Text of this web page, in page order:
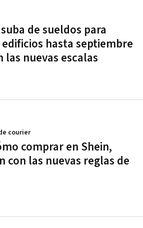
de sueldos para
hasta septiembre
las nuevas escalas
comprar en Shein,
con las nuevas reglas de
courier